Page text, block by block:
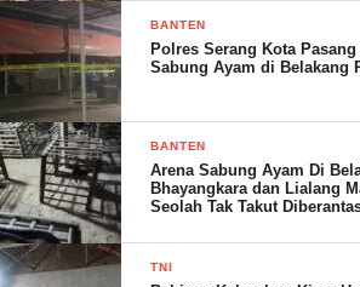
akan terus terjalin silaturahmi dengan warga,
kemanunggalan antara TNI dengan
terus bekerja, demi mewujudkan kemajuan
ditingkat pedesaan bersama Pemerintah
Serang,” ungkapnya.
(SN/ Pendim 0602 )
BANTEN
Polres Serang Kota
Sabung Ayam di Belakang
BANTEN
Arena Sabung Ayam Di
Bhayangkara dan Lialang
Seolah Tak Takut
TNI